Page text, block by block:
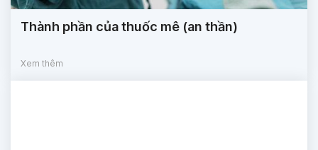
Thành phần của thuốc mê (an thần)
Xem thêm